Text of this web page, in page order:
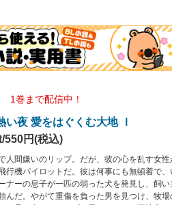
1巻まで配信中！
い夜 愛をはぐくむ大地 Ｉ
550円(税込)
人間嫌いのリップ。だが、彼の心を乱す女
行機パイロットだ。彼は何事にも無頓着で、
ナーの息子が一匹の弱った犬を発見し、飼
んだ。やがて重傷を負った男を見つけ、牧